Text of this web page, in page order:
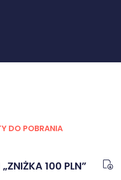
DO POBRANIA
100 PLN”